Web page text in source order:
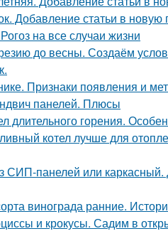
Добавление статьи в новую
на все случаи жизни
до весны. Создаём
Признаки появления и
панелей. Плюсы
длительного горения.
котел лучше для
СИП-панелей или
винограда ранние.
и крокусы. Садим в